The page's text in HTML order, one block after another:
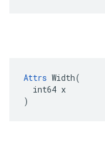
Attrs Width(
  int64 x
)